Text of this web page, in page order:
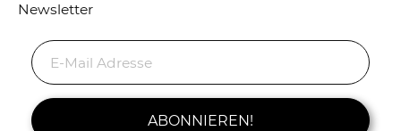
Newsletter
ABONNIEREN!